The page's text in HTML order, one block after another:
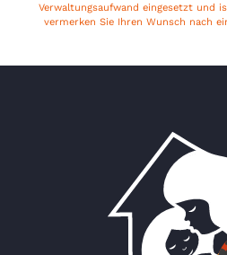
Verwaltungsaufwand eingesetzt und
vermerken Sie Ihren Wunsch nach